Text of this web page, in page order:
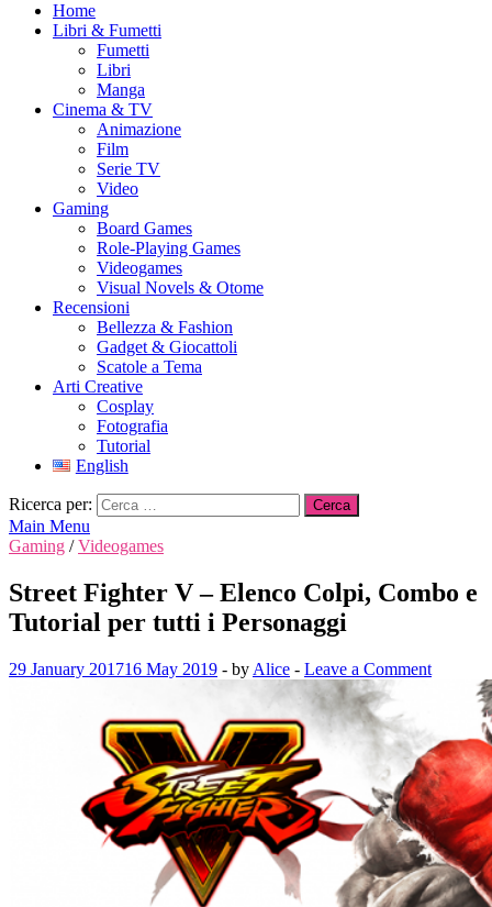
Home
Libri & Fumetti
Fumetti
Libri
Manga
Cinema & TV
Animazione
Film
Serie TV
Video
Gaming
Board Games
Role-Playing Games
Videogames
Visual Novels & Otome
Recensioni
Bellezza & Fashion
Gadget & Giocattoli
Scatole a Tema
Arti Creative
Cosplay
Fotografia
Tutorial
English
Ricerca per:
Main Menu
Gaming /Videogames
Street Fighter V – Elenco Colpi, Combo e
Tutorial per tutti i Personaggi
29 January 201716 May 2019 - by Alice - Leave a Comment